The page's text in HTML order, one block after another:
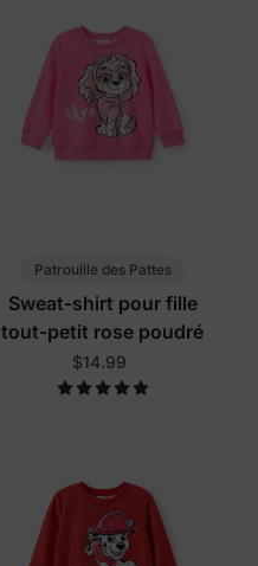
Patrouille des Pattes
Sweat-shirt pour fille
tout-petit rose poudré
$14.99